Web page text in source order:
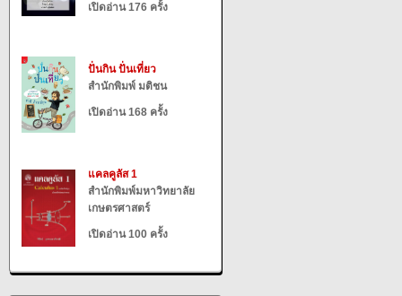
เปิดอ่าน 176 ครั้ง
ปั่นกิน ปั่นเที่ยว
สำนักพิมพ์ มติชน
เปิดอ่าน 168 ครั้ง
แคลคูลัส 1
สำนักพิมพ์มหาวิทยาลัย
เกษตรศาสตร์
เปิดอ่าน 100 ครั้ง